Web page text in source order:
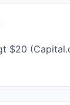
$20